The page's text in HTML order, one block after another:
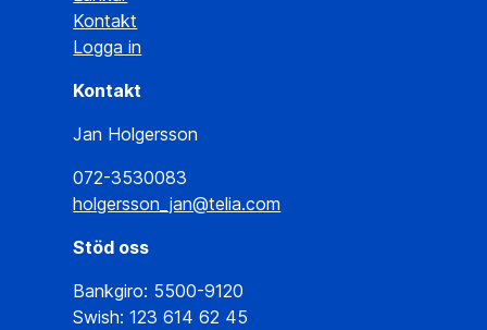
Kontakt
Logga in
Kontakt
Jan Holgersson
072-3530083
holgersson_jan@telia.com
Stöd oss
Bankgiro: 5500-9120
Swish: 123 614 62 45